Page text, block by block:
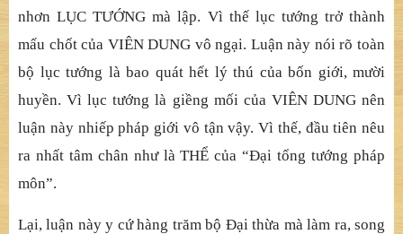
nhơn LỤC TƯỚNG mà lập. Vì thế lục tướng trở thành
mấu chốt của VIÊN DUNG vô ngại. Luận này nói rõ toàn
bộ lục tướng là bao quát hết lý thú của bốn giới, mười
huyền. Vì lục tướng là giềng mối của VIÊN DUNG nên
luận này nhiếp pháp giới vô tận vậy. Vì thế, đầu tiên nêu
ra nhất tâm chân như là THỂ của “Đại tổng tướng pháp
môn”.
Lại, luận này y cứ hàng trăm bộ Đại thừa mà làm ra, song